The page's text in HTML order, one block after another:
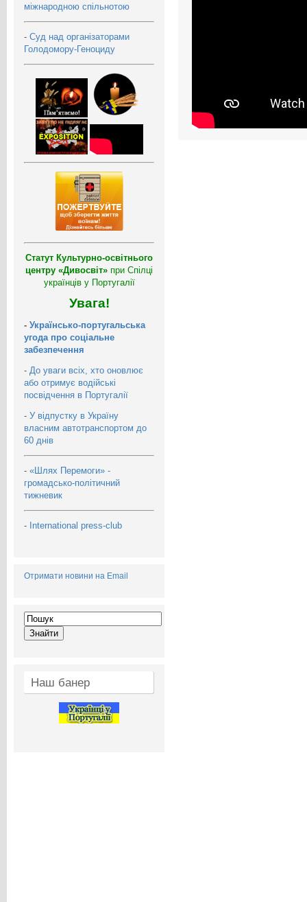
міжнародною спільнотою
- Суд над організаторами
Голодомору-Геноциду
Статут Культурно-освітнього
центру «Дивосвіт» при Спілці
українців у Португалії
Увага!
- Українсько-португальська
угода про соціальне
забезпечення
- До уваги всіх, хто оновлює
або отримує водійські
посвідчення в Португалії
- У відпустку в Україну
власним автотранспортом до
60 днів
- «Шлях Перемоги» -
громадсько-політичний
тижневик
- International press-club
Отримати новини на Email
Наш банер